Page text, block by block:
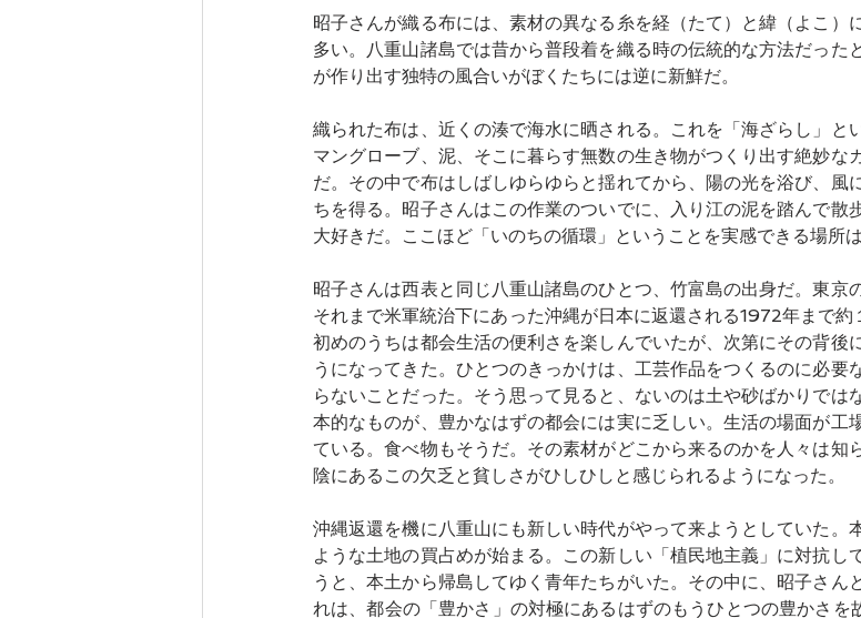
昭子さんが織る布には、素材の異なる糸を経（たて）と緯（よこ）
多い。八重山諸島では昔から普段着を織る時の伝統的な方法だった
が作り出す独特の風合いがぼくたちには逆に新鮮だ。
織られた布は、近くの湊で海水に晒される。これを「海ざらし」と
マングローブ、泥、そこに暮らす無数の生き物がつくり出す絶妙な
だ。その中で布はしばしゆらゆらと揺れてから、陽の光を浴び、風
ちを得る。昭子さんはこの作業のついでに、入り江の泥を踏んで散
大好きだ。ここほど「いのちの循環」ということを実感できる場所
昭子さんは西表と同じ八重山諸島のひとつ、竹富島の出身だ。東京
それまで米軍統治下にあった沖縄が日本に返還される1972年まで約
初めのうちは都会生活の便利さを楽しんでいたが、次第にその背後
うになってきた。ひとつのきっかけは、工芸作品をつくるのに必要
らないことだった。そう思って見ると、ないのは土や砂ばかりでは
本的なものが、豊かなはずの都会には実に乏しい。生活の場面が工
ている。食べ物もそうだ。その素材がどこから来るのかを人々は知
陰にあるこの欠乏と貧しさがひしひしと感じられるようになった。
沖縄返還を機に八重山にも新しい時代がやって来ようとしていた。
ような土地の買占めが始まる。この新しい「植民地主義」に対抗し
うと、本土から帰島してゆく青年たちがいた。その中に、昭子さん
れは、都会の「豊かさ」の対極にあるはずのもうひとつの豊かさ